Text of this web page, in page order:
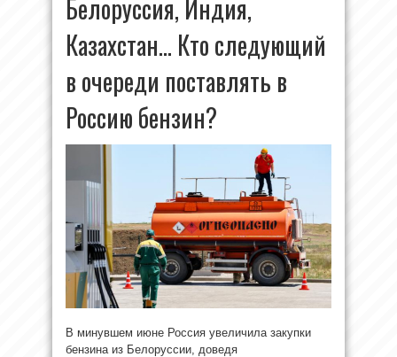
Белоруссия, Индия,
Казахстан… Кто следующий
в очереди поставлять в
Россию бензин?
В минувшем июне Россия увеличила закупки
бензина из Белоруссии, доведя